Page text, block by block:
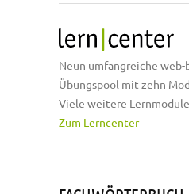
Neun umfangreiche web-
Übungspool mit zehn
Viele weitere Lernmodule
Zum Lerncenter